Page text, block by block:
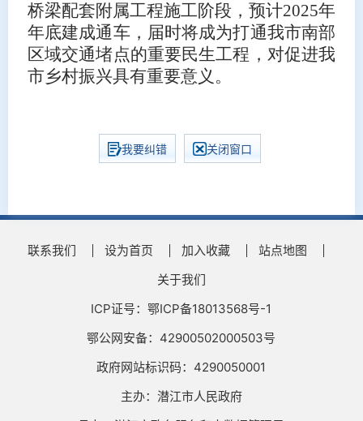
桥梁配套附属工程施工阶段，预计2025年
年底建成通车，届时将成为打通我市南部
区域交通堵点的重要民生工程，对促进我
市乡村振兴具有重要意义。
我要纠错 关闭窗口
联系我们 设为首页 加入收藏
站点地图
关于我们
ICP证号：鄂ICP备18013568号-1
鄂公网安备：42900502000503号
政府网站标识码：4290050001
主办：潜江市人民政府